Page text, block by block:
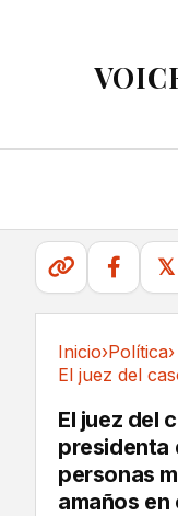
𝕏
Inicio›Política›
El juez del
presidenta
personas
amaños